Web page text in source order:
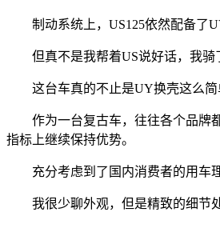
制动系统上，US125依然配备了
但真不是我帮着US说好话，我骑
这台车真的不止是UY换壳这么简
作为一台复古车，往往各个品牌都
指标上继续保持优势。
充分考虑到了国内消费者的用车理
我很少聊外观，但是精致的细节处